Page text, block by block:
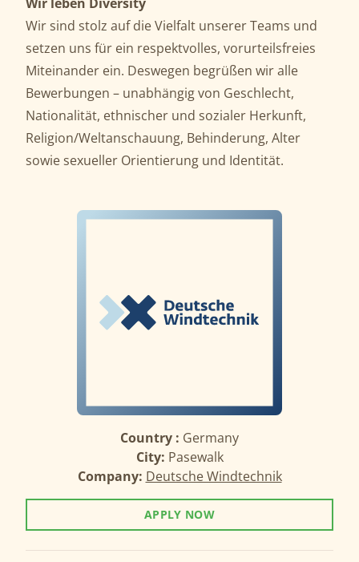
Wir sind stolz auf die Vielfalt unserer Teams und
setzen uns für ein respektvolles, vorurteilsfreies
Miteinander ein. Deswegen begrüßen wir alle
Bewerbungen – unabhängig von Geschlecht,
Nationalität, ethnischer und sozialer Herkunft,
Religion/Weltanschauung, Behinderung, Alter
sowie sexueller Orientierung und Identität.
Country : Germany
City: Pasewalk
Company: Deutsche Windtechnik
APPLY NOW